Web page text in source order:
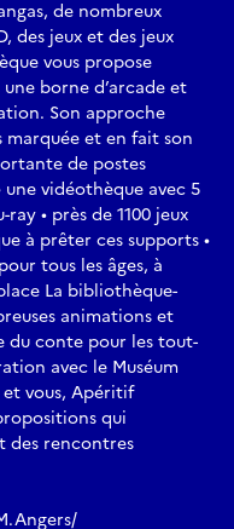
de nombreux
des jeux et des jeux
vous propose
borne d’arcade et
Son approche
et en fait son
de postes
vidéothèque avec 5
• près de 1100 jeux
à prêter ces supports •
tous les âges, à
La bibliothèque-
animations et
du conte pour les tout-
avec le Muséum
vous, Apéritif
qui
des rencontres